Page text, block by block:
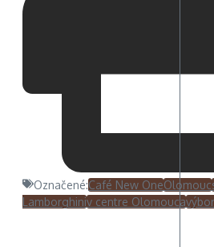
Označené:Café New OneOlomouc
Lamborghiniv centre Olomouca